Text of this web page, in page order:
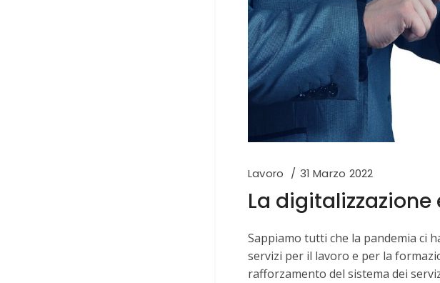
Lavoro 31 Marzo 2022
La
Sappiamo tutti che la pandemia ci
servizi per il lavoro e per la
rafforzamento del sistema dei